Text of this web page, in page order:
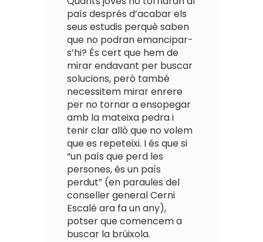
país després d’acabar els
seus estudis perquè saben
que no podran emancipar-
s’hi? És cert que hem de
mirar endavant per buscar
solucions, però també
necessitem mirar enrere
per no tornar a ensopegar
amb la mateixa pedra i
tenir clar allò que no volem
que es repeteixi. I és que si
“un país que perd les
persones, és un país
perdut” (en paraules del
conseller general Cerni
Escalé ara fa un any),
potser que comencem a
buscar la brúixola.